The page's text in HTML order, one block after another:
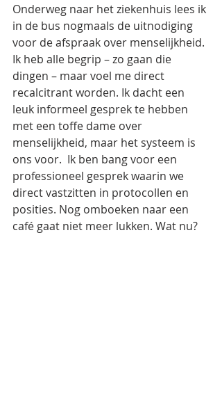
Onderweg naar het ziekenhuis lees ik
in de bus nogmaals de uitnodiging
voor de afspraak over menselijkheid.
Ik heb alle begrip – zo gaan die
dingen – maar voel me direct
recalcitrant worden. Ik dacht een
leuk informeel gesprek te hebben
met een toffe dame over
menselijkheid, maar het systeem is
ons voor.  Ik ben bang voor een
professioneel gesprek waarin we
direct vastzitten in protocollen en
posities. Nog omboeken naar een
café gaat niet meer lukken. Wat nu?